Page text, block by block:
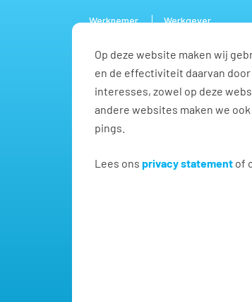
Op deze website maken wij
en de effectiviteit daarvan
interesses, zowel op deze
andere websites maken we
pings.
Lees ons privacy statement of
Werknemer Werkgever
Begeleider
Vind hier dé perfecte vacature voor